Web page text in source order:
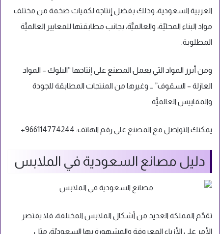
العربية السعودية، وذلك بفضل إنتاجه لكميات ضخمة من مختلف
مواد البناء المحليّة، والعالميَّة، بجانب مطابقتها للمعايير العالميَّة
المطلوبة.
ومن أبرز المواد التي يعمل المصنع على إنتاجها “البلوك – المواد
العازلة – السقوف” … وغيرها من المنتجات المطابقة للجودة
والمقاييس العالميَّة.
يمكنك التواصل مع المصنع على رقم الهاتف: 966114774244+
دليل مصانع السعودية في الملابس
تقدّم المملكة العديد من أشكال الملابس المختلفة، فلا يقتصر
الأمر على الأزياء المعروفة والمشهورة بها السعوديّة، مثل